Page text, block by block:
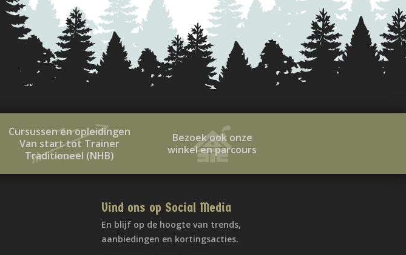
Cursussen en opleidingen
Van start tot Trainer
Traditioneel (NHB)
Bezoek ook onze
winkel en parcours
Vind ons op Social Media
En blijf op de hoogte van trends,
aanbiedingen en kortingsacties.